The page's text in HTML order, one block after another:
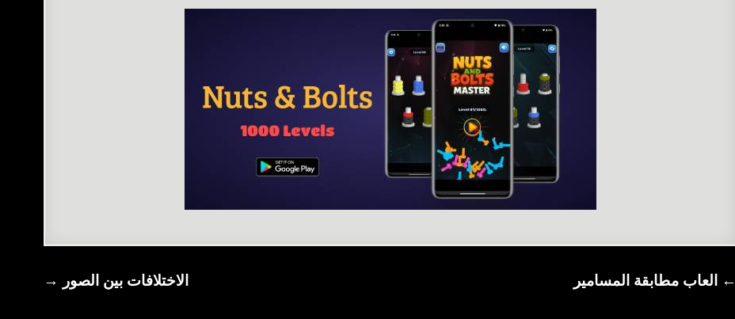
تصفّح
الاختلافات بين الصور → ← العاب مطابقة المسامير